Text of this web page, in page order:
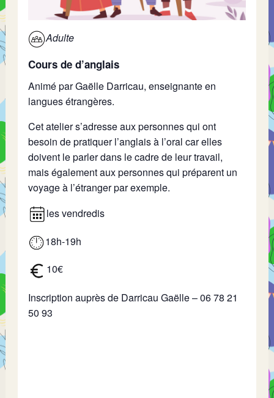
Adulte
Cours de d’anglais
Animé par Gaëlle Darricau, enseignante en
langues étrangères.
Cet atelier s’adresse aux personnes qui ont
besoin de pratiquer l’anglais à l’oral car elles
doivent le parler dans le cadre de leur travail,
mais également aux personnes qui préparent un
voyage à l’étranger par exemple.
les vendredis
18h-19h
10€
Inscription auprès de Darricau Gaëlle – 06 78 21
50 93